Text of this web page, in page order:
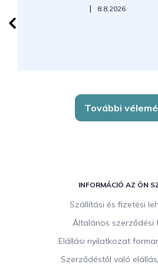
Az áruház értékelése 5-ből 5
| 8.8.2026
További
INFORMÁCIÓ AZ ÖN
Szállítási és fizetési
Általános szerződési
Elállási nyilatkozat
Szerződéstől való